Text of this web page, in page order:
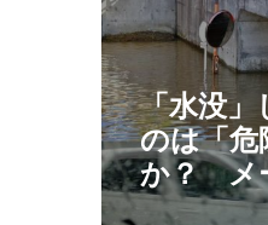
「水没」
のは「危
か？ メ